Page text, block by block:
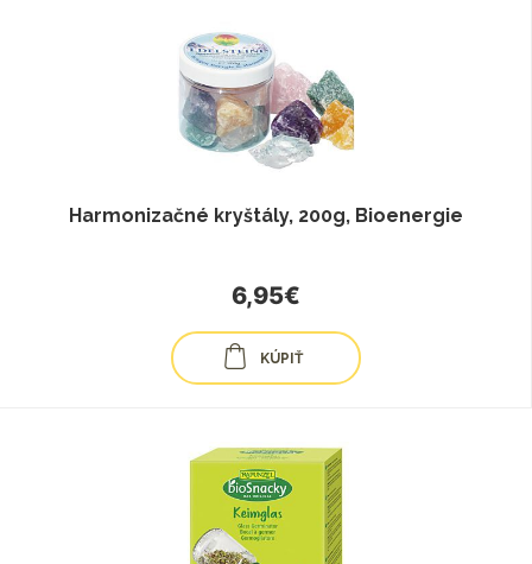
Harmonizačné kryštály, 200g, Bioenergie
6,95€
KÚPIŤ